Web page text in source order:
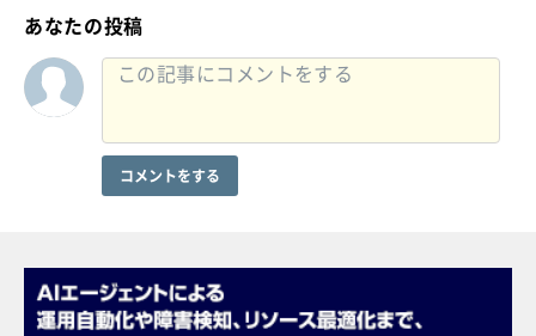
あなたの投稿
コメントをする